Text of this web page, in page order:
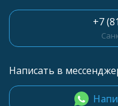
+7
Написать в